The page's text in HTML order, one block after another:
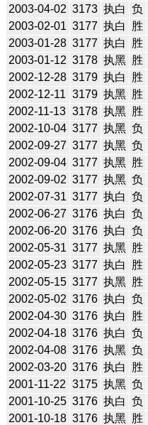
2003-04-02 3173 执白 负
2003-02-01 3177 执白 胜
2003-01-28 3177 执白 胜
2003-01-12 3178 执黑 胜
2002-12-28 3179 执白 胜
2002-12-11 3179 执黑 胜
2002-11-13 3178 执黑 胜
2002-10-04 3177 执黑 负
2002-09-27 3177 执黑 负
2002-09-04 3177 执黑 胜
2002-09-02 3177 执黑 负
2002-07-31 3177 执白 负
2002-06-27 3176 执白 负
2002-06-20 3176 执白 负
2002-05-31 3177 执黑 胜
2002-05-23 3177 执白 胜
2002-05-15 3177 执黑 胜
2002-05-02 3176 执白 负
2002-04-30 3176 执白 胜
2002-04-18 3176 执白 负
2002-04-08 3176 执黑 负
2002-03-20 3176 执白 胜
2001-11-22 3175 执黑 负
2001-10-25 3176 执白 负
2001-10-18 3176 执黑 胜